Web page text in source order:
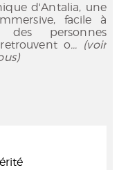
d'Antalia, une
facile à
personnes
o... (voir